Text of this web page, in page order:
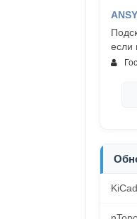
если